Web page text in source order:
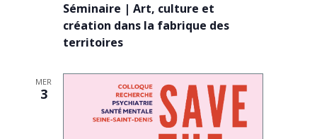
Séminaire | Art, culture et
création dans la fabrique des
territoires
MER
3